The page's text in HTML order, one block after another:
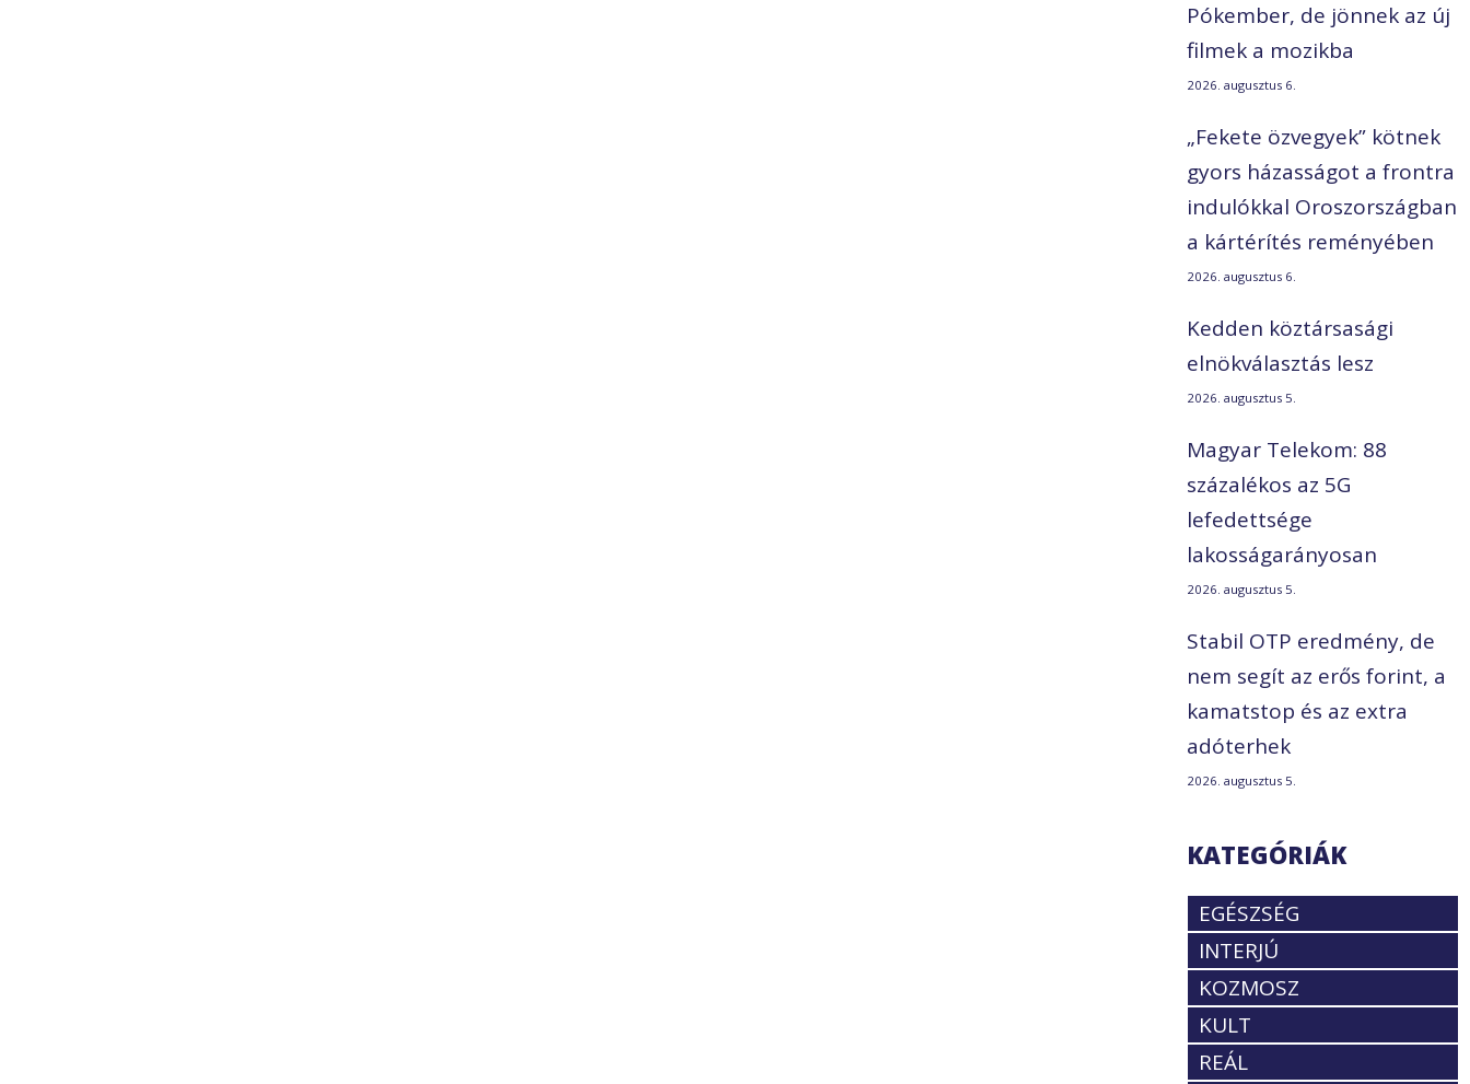
Pókember, de jönnek az új
filmek a mozikba
2026. augusztus 6.
„Fekete özvegyek” kötnek
gyors házasságot a frontra
indulókkal Oroszországban
a kártérítés reményében
2026. augusztus 6.
Kedden köztársasági
elnökválasztás lesz
2026. augusztus 5.
Magyar Telekom: 88
százalékos az 5G
lefedettsége
lakosságarányosan
2026. augusztus 5.
Stabil OTP eredmény, de
nem segít az erős forint, a
kamatstop és az extra
adóterhek
2026. augusztus 5.
KATEGÓRIÁK
EGÉSZSÉG
INTERJÚ
KOZMOSZ
KULT
REÁL